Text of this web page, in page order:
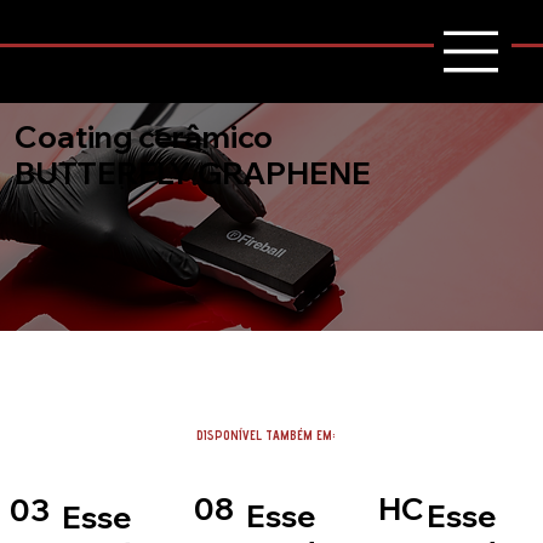
Coating cerâmico
BUTTERFLY GRAPHENE
03 Esse
08 Esse
HCEsse
DISPONÍVEL TAMBÉM EM: